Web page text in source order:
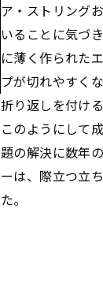
ア・ストリング
いることに気づ
に薄く作られた
プが切れやすく
折り返しを付け
このようにして
題の解決に数年
ーは、際立つ立
た。